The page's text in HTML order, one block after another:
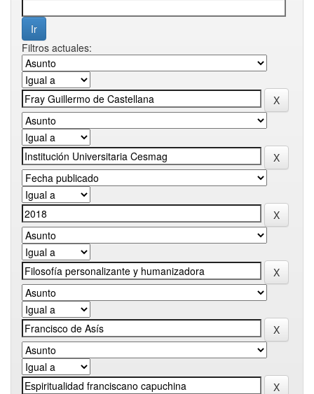
Filtros actuales: